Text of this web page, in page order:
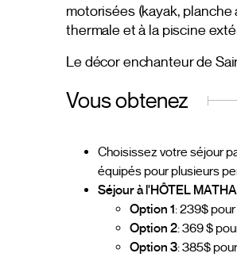
motorisées (kayak, planche
thermale et à la piscine
Le décor enchanteur de
Vous obtenez
Choisissez votre séjour
équipés pour plusieurs
Séjour à l'HÔTEL
Option 1: 239$
Option 2: 369 $
Option 3: 385$